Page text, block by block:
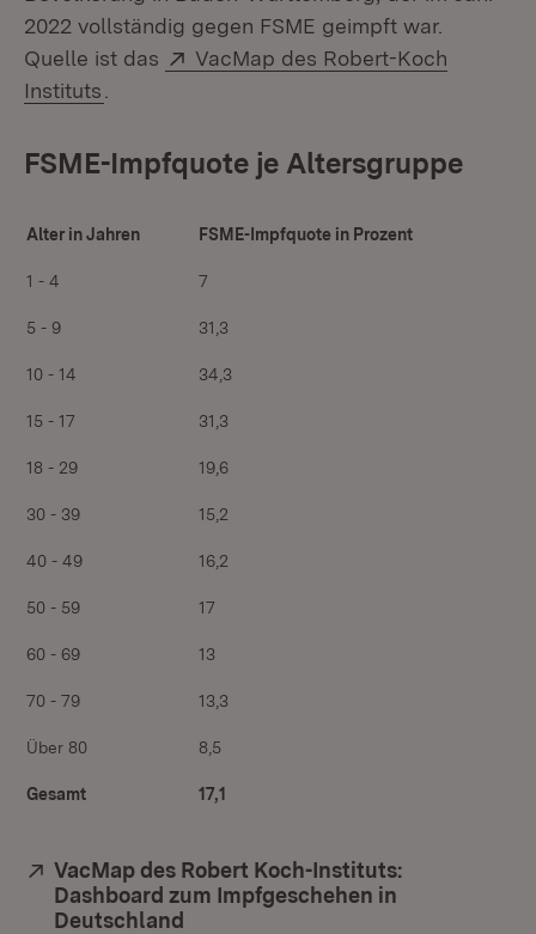
2022 vollständig gegen FSME geimpft war.
Quelle ist das
Extern:
VacMap des Robert-Koch
Instituts
FSME-Impfquote je Altersgruppe
Alter in Jahren FSME-Impfquote in Prozent
1 - 4 7
5 - 9 31,3
10 - 14 34,3
15 - 17 31,3
18 - 29 19,6
30 - 39 15,2
40 - 49 16,2
50 - 59 17
60 - 69 13
70 - 79 13,3
Über 80 8,5
Gesamt 17,1
Extern:
VacMap des Robert Koch-Instituts:
Dashboard zum Impfgeschehen in
Deutschland